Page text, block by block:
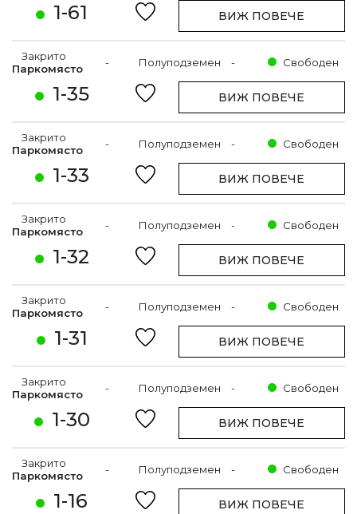
1-61 ВИЖ ПОВЕЧЕ
1-35
Закрито
Паркомясто
- Полуподземен - Свободен
ВИЖ ПОВЕЧЕ
1-33
Закрито
Паркомясто
- Полуподземен - Свободен
ВИЖ ПОВЕЧЕ
1-32
Закрито
Паркомясто
- Полуподземен - Свободен
ВИЖ ПОВЕЧЕ
1-31
Закрито
Паркомясто
- Полуподземен - Свободен
ВИЖ ПОВЕЧЕ
1-30
Закрито
Паркомясто
- Полуподземен - Свободен
ВИЖ ПОВЕЧЕ
1-16
Закрито
Паркомясто
- Полуподземен - Свободен
ВИЖ ПОВЕЧЕ